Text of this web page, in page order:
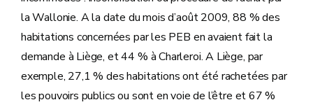
la Wallonie. A la date du mois d’août 2009, 88 % des
habitations concernées par les PEB en avaient fait la
demande à Liège, et 44 % à Charleroi. A Liège, par
exemple, 27,1 % des habitations ont été rachetées par
les pouvoirs publics ou sont en voie de l’être et 67 %